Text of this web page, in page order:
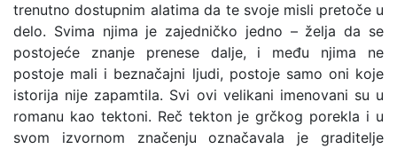
trenutno dostupnim alatima da te svoje misli pretoče u
delo. Svima njima je zajedničko jedno – želja da se
postojeće znanje prenese dalje, i među njima ne
postoje mali i beznačajni ljudi, postoje samo oni koje
istorija nije zapamtila. Svi ovi velikani imenovani su u
romanu kao tektoni. Reč tekton je grčkog porekla i u
svom izvornom značenju označavala je graditelje